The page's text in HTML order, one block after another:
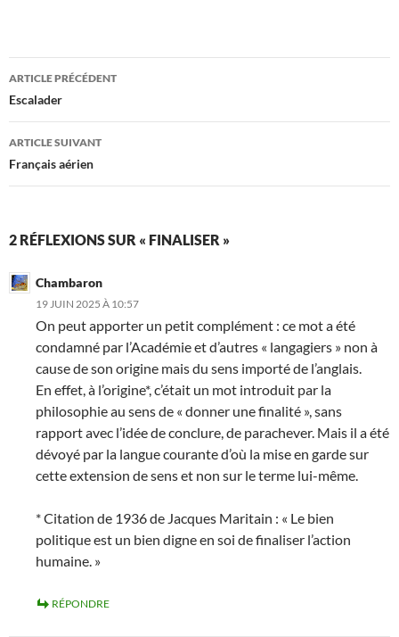
Navigation
des
articles
ARTICLE PRÉCÉDENT
Escalader
ARTICLE SUIVANT
Français aérien
2 RÉFLEXIONS SUR « FINALISER »
Chambaron
19 JUIN 2025 À 10:57
On peut apporter un petit complément : ce mot a été
condamné par l’Académie et d’autres « langagiers » non à
cause de son origine mais du sens importé de l’anglais.
En effet, à l’origine*, c’était un mot introduit par la
philosophie au sens de « donner une finalité », sans
rapport avec l’idée de conclure, de parachever. Mais il a été
dévoyé par la langue courante d’où la mise en garde sur
cette extension de sens et non sur le terme lui-même.
* Citation de 1936 de Jacques Maritain : « Le bien
politique est un bien digne en soi de finaliser l’action
humaine. »
RÉPONDRE